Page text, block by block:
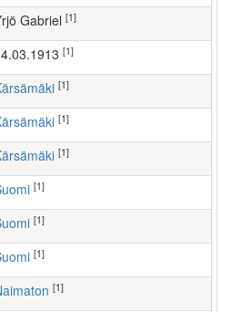
Yrjö Gabriel [1]
24.03.1913 [1]
Kärsämäki [1]
Kärsämäki [1]
Kärsämäki [1]
Suomi [1]
Suomi [1]
Suomi [1]
Naimaton [1]